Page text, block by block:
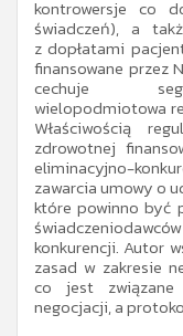
kontrowersje co
świadczeń), a
z dopłatami
finansowane przez
cechuje
wielopodmiotowa
Właściwością
zdrowotnej
eliminacyjno-
zawarcia umowy o
które powinno być
konkurencji. Autor
zasad w zakresie
co jest związane
negocjacji, a